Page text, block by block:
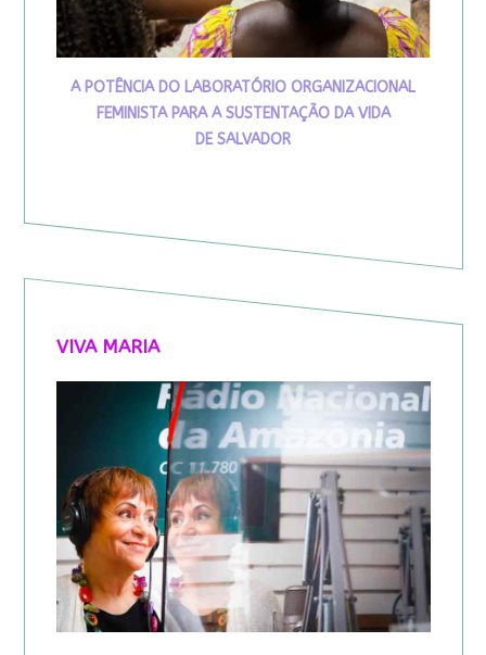
A POTÊNCIA DO LABORATÓRIO ORGANIZACIONAL
FEMINISTA PARA A SUSTENTAÇÃO DA VIDA
DE SALVADOR
VIVA MARIA